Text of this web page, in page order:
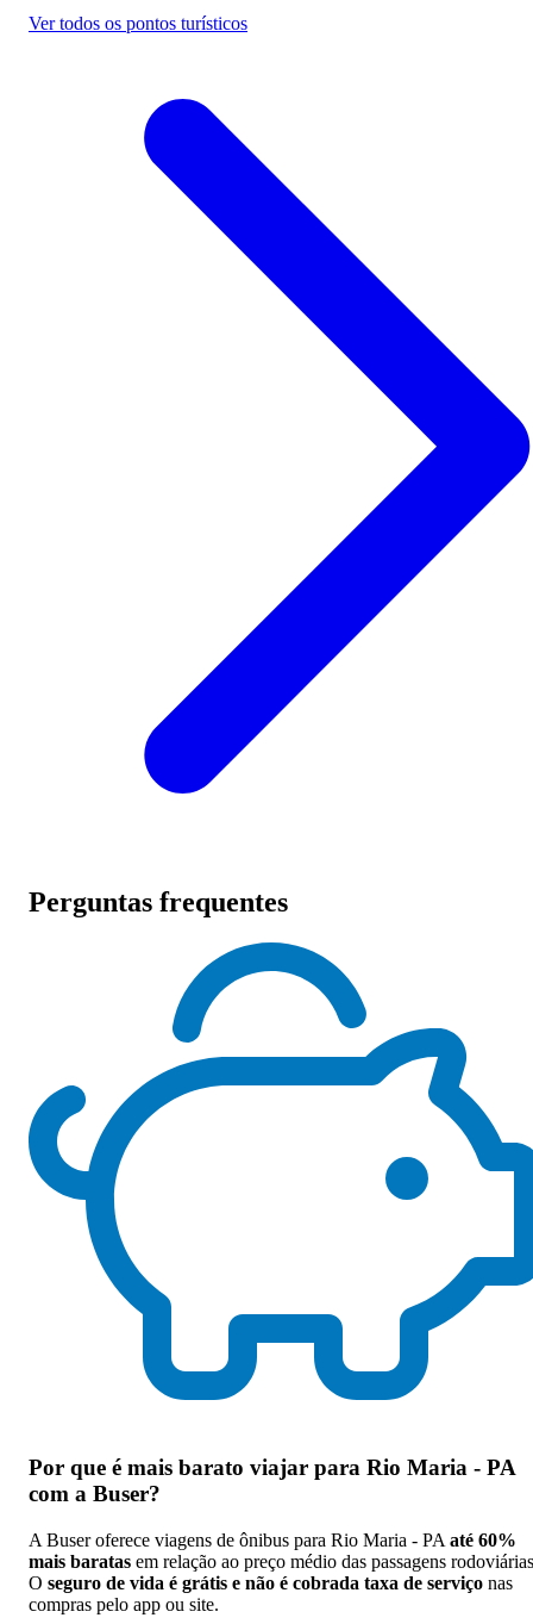
Ver todos os pontos turísticos
Perguntas frequentes
Por que é mais barato viajar para Rio Maria - PA
com a Buser?
A Buser oferece viagens de ônibus para Rio Maria - PA até 60%
mais baratas em relação ao preço médio das passagens
O seguro de vida é grátis e não é cobrada taxa de serviço nas
compras pelo app ou site.